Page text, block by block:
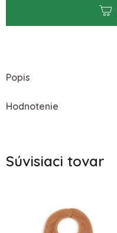
Popis
Hodnotenie
Súvisiaci tovar